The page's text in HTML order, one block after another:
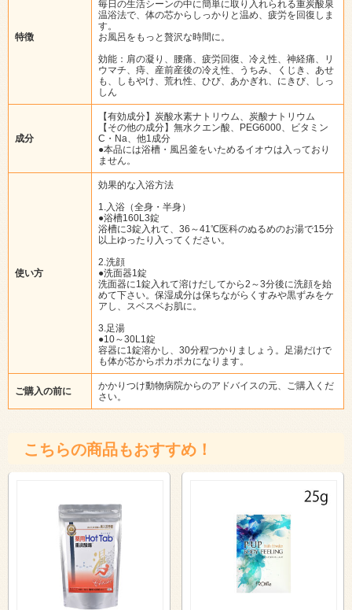
特徴
毎日の生活シーンの中に簡単に取り入れられる重炭酸泉
温浴法で、体の芯からしっかりと温め、疲労を回復しま
す。
お風呂をもっと贅沢な時間に。
効能：肩の凝り、腰痛、疲労回復、冷え性、神経痛、リ
ウマチ、痔、産前産後の冷え性、うちみ、くじき、あせ
も、しもやけ、荒れ性、ひび、あかぎれ、にきび、しっ
しん
成分
【有効成分】炭酸水素ナトリウム、炭酸ナトリウム
【その他の成分】無水クエン酸、PEG6000、ビタミン
C・Na、他1成分
●本品には浴槽・風呂釜をいためるイオウは入っており
ません。
使い方
効果的な入浴方法
1.入浴（全身・半身）
●浴槽160L3錠
浴槽に3錠入れて、36～41℃医科のぬるめのお湯で15分
以上ゆったり入ってください。
2.洗顔
●洗面器1錠
洗面器に1錠入れて溶けだしてから2～3分後に洗顔を始
めて下さい。保湿成分は保ちながらくすみや黒ずみをケ
アし、スベスベお肌に。
3.足湯
●10～30L1錠
容器に1錠溶かし、30分程つかりましょう。足湯だけで
も体が芯からポカポカになります。
ご購入の前に
かかりつけ動物病院からのアドバイスの元、ご購入くだ
さい。
こちらの商品もおすすめ！